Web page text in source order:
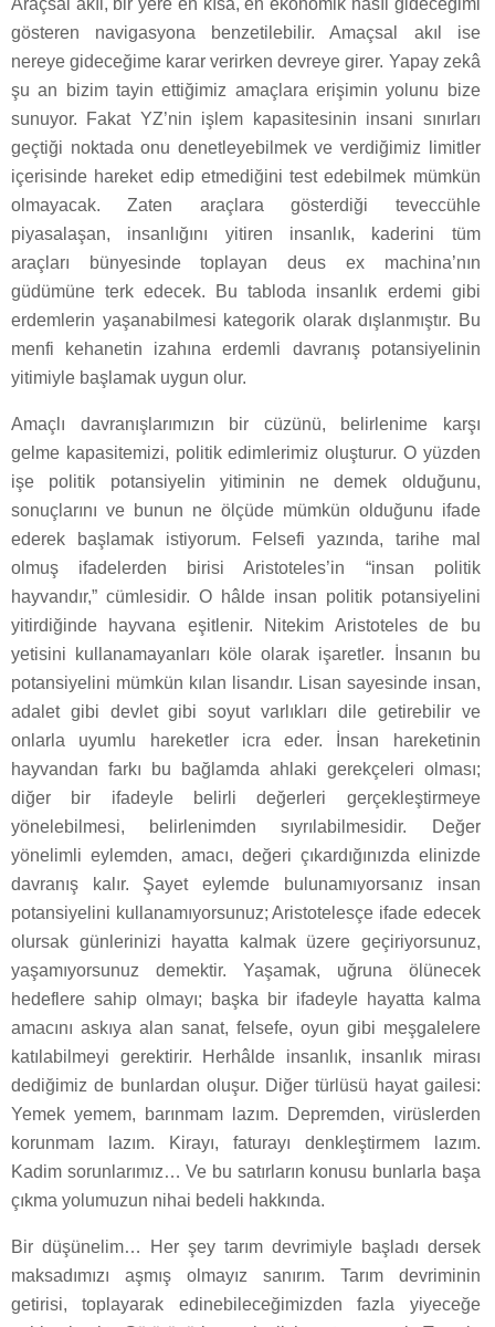
Araçsal akıl, bir yere en kısa, en ekonomik nasıl gideceğimi
gösteren navigasyona benzetilebilir. Amaçsal akıl ise
nereye gideceğime karar verirken devreye girer. Yapay zekâ
şu an bizim tayin ettiğimiz amaçlara erişimin yolunu bize
sunuyor. Fakat YZ’nin işlem kapasitesinin insani sınırları
geçtiği noktada onu denetleyebilmek ve verdiğimiz limitler
içerisinde hareket edip etmediğini test edebilmek mümkün
olmayacak. Zaten araçlara gösterdiği teveccühle
piyasalaşan, insanlığını yitiren insanlık, kaderini tüm
araçları bünyesinde toplayan deus ex machina’nın
güdümüne terk edecek. Bu tabloda insanlık erdemi gibi
erdemlerin yaşanabilmesi kategorik olarak dışlanmıştır. Bu
menfi kehanetin izahına erdemli davranış potansiyelinin
yitimiyle başlamak uygun olur.
Amaçlı davranışlarımızın bir cüzünü, belirlenime karşı
gelme kapasitemizi, politik edimlerimiz oluşturur. O yüzden
işe politik potansiyelin yitiminin ne demek olduğunu,
sonuçlarını ve bunun ne ölçüde mümkün olduğunu ifade
ederek başlamak istiyorum. Felsefi yazında, tarihe mal
olmuş ifadelerden birisi Aristoteles’in “insan politik
hayvandır,” cümlesidir. O hâlde insan politik potansiyelini
yitirdiğinde hayvana eşitlenir. Nitekim Aristoteles de bu
yetisini kullanamayanları köle olarak işaretler. İnsanın bu
potansiyelini mümkün kılan lisandır. Lisan sayesinde insan,
adalet gibi devlet gibi soyut varlıkları dile getirebilir ve
onlarla uyumlu hareketler icra eder. İnsan hareketinin
hayvandan farkı bu bağlamda ahlaki gerekçeleri olması;
diğer bir ifadeyle belirli değerleri gerçekleştirmeye
yönelebilmesi, belirlenimden sıyrılabilmesidir. Değer
yönelimli eylemden, amacı, değeri çıkardığınızda elinizde
davranış kalır. Şayet eylemde bulunamıyorsanız insan
potansiyelini kullanamıyorsunuz; Aristotelesçe ifade edecek
olursak günlerinizi hayatta kalmak üzere geçiriyorsunuz,
yaşamıyorsunuz demektir. Yaşamak, uğruna ölünecek
hedeflere sahip olmayı; başka bir ifadeyle hayatta kalma
amacını askıya alan sanat, felsefe, oyun gibi meşgalelere
katılabilmeyi gerektirir. Herhâlde insanlık, insanlık mirası
dediğimiz de bunlardan oluşur. Diğer türlüsü hayat gailesi:
Yemek yemem, barınmam lazım. Depremden, virüslerden
korunmam lazım. Kirayı, faturayı denkleştirmem lazım.
Kadim sorunlarımız… Ve bu satırların konusu bunlarla başa
çıkma yolumuzun nihai bedeli hakkında.
Bir düşünelim… Her şey tarım devrimiyle başladı dersek
maksadımızı aşmış olmayız sanırım. Tarım devriminin
getirisi, toplayarak edinebileceğimizden fazla yiyeceğe